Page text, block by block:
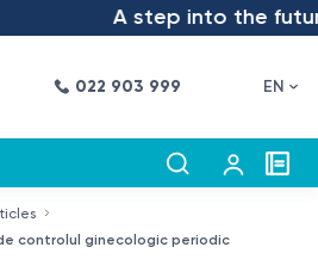
A step into the future –
022 903 999 EN
controlul ginecologic periodic